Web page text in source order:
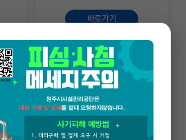
바로가기
간현관광지